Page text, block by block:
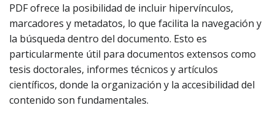
PDF ofrece la posibilidad de incluir hipervínculos,
marcadores y metadatos, lo que facilita la navegación y
la búsqueda dentro del documento. Esto es
particularmente útil para documentos extensos como
tesis doctorales, informes técnicos y artículos
científicos, donde la organización y la accesibilidad del
contenido son fundamentales.